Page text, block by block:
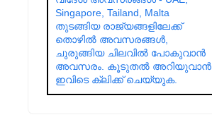
Singapore, Tailand, Malta
തുടങ്ങിയ രാജ്യങ്ങളിലേക്ക്
തൊഴിൽ അവസരങ്ങൾ,
ചുരുങ്ങിയ ചിലവിൽ പോകുവാൻ
അവസരം. കൂടുതൽ അറിയുവാൻ
ഇവിടെ ക്ലിക്ക് ചെയ്യുക.